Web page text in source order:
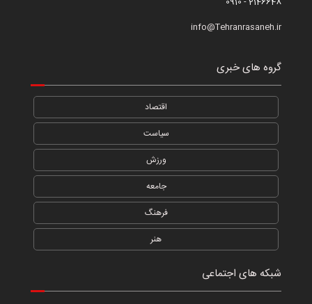
info@Tehranrasaneh.ir
گروه های خبری
اقتصاد
سیاست
ورزش
جامعه
فرهنگ
هنر
شبکه های اجتماعی